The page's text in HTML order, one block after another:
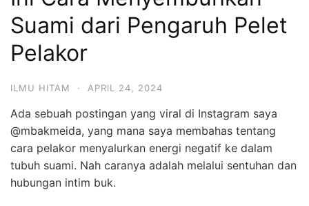
Suami dari Pengaruh Pelet
Pelakor
ILMU HITAM · APRIL 24, 2024
Ada sebuah postingan yang viral di Instagram saya
@mbakmeida, yang mana saya membahas tentang
cara pelakor menyalurkan energi negatif ke dalam
tubuh suami. Nah caranya adalah melalui sentuhan dan
hubungan intim buk.